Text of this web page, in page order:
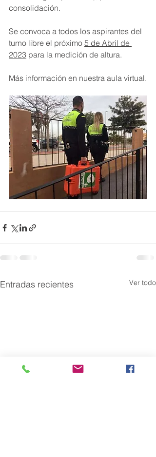
consolidación.
Se convoca a todos los aspirantes del
turno libre el próximo 5 de Abril de
2023 para la medición de altura.
Más información en nuestra aula virtual.
Entradas recientes Ver todo